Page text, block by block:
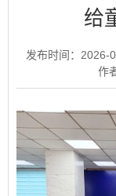
给
发布时间：2026-
作